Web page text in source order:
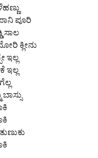
ಪೂರಿ
ಸಾಲ
ಕ್ಲೀನು
ಇಲ್ಲ
ಇಲ್ಲ